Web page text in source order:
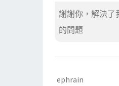
謝謝你，解決了
的問題
ephrain